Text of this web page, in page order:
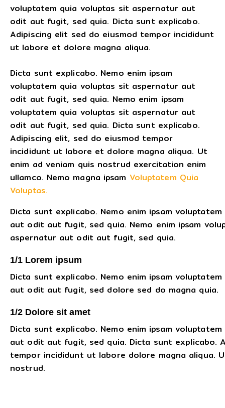
voluptatem quia voluptas sit aspernatur aut
odit aut fugit, sed quia. Dicta sunt explicabo.
Adipiscing elit sed do eiusmod tempor incididunt
ut labore et dolore magna aliqua.
Dicta sunt explicabo. Nemo enim ipsam
voluptatem quia voluptas sit aspernatur aut
odit aut fugit, sed quia. Nemo enim ipsam
voluptatem quia voluptas sit aspernatur aut
odit aut fugit, sed quia. Dicta sunt explicabo.
Adipiscing elit, sed do eiusmod tempor
incididunt ut labore et dolore magna aliqua. Ut
enim ad veniam quis nostrud exercitation enim
ullamco. Nemo magna ipsam Voluptatem Quia
Voluptas.
Dicta sunt explicabo. Nemo enim ipsam
aut odit aut fugit, sed quia. Nemo enim ipsam
aspernatur aut odit aut fugit, sed quia.
1/1 Lorem ipsum
Dicta sunt explicabo. Nemo enim ipsam
aut odit aut fugit, sed dolore sed do magna quia.
1/2 Dolore sit amet
Dicta sunt explicabo. Nemo enim ipsam
aut odit aut fugit, sed quia. Dicta sunt explicabo.
tempor incididunt ut labore dolore magna aliqua.
nostrud.